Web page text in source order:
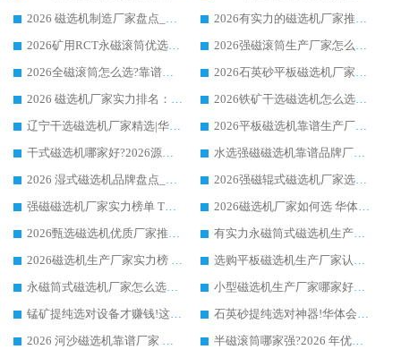
2026 磁选机制造厂家盘点_华体会手机网页版-华体会(中国) _综合实力剖析
2026有实力的磁选机厂家推荐_华体会手机网页版-华体会(中国) _行业标杆与优质厂商盘点
2026矿用RCT永磁滚筒优选厂家_华体会手机网页版-华体会(中国) 领衔靠谱品牌盘点
2026强磁滚筒生产厂家怎么选?行业口碑推荐华体会手机网页版-华体会(中国)
2026全磁滚筒怎么选?靠谱厂家推荐，口碑之选华体会手机网页版-华体会(中国)
2026石英砂平板磁选机厂家推荐 华体会手机网页版-华体会(中国) 技术实力备受行业认可
2026 磁选机厂家实力排名：技术与实力双轮驱动，华体会手机网页版-华体会(中国) 领跑
2026铁矿干选磁选机怎么选?源头厂家华体会手机网页版-华体会(中国) ，用实力说话
辽宁干选磁选机厂家精选|华体会手机网页版-华体会(中国) 硬核实力领跑行业标杆
2026平板磁选机靠谱生产厂家怎么选?行业标杆华体会手机网页版-华体会(中国) ，凭硬实力脱颖而出
干式磁选机哪家好?2026源头厂家推荐_华体会手机网页版-华体会(中国) 强磁磁选机生产厂家
水选强磁磁选机靠谱品牌厂家推荐：华体会手机网页版-华体会(中国) ，技术实力与口碑双在线
2026 湿式磁选机品牌盘点_华体会手机网页版-华体会(中国) _内行认可的靠谱厂家
2026强磁辊式磁选机厂家选购技巧_认准华体会手机网页版-华体会(中国) 生产厂家
强磁磁选机厂家实力榜单 TOP3：华体会手机网页版-华体会(中国) 稳居前列
2026磁选机厂家如何选 华体会手机网页版-华体会(中国) 生产厂家14年行业经验支招
2026甄选磁选机优质厂家推荐：潍坊华体会手机网页版-华体会(中国) ，凭实力稳居行业前列
有实力永磁筒式磁选机生产厂家优质设备推荐榜｜华体会手机网页版-华体会(中国) 领衔
2026磁选机生产厂家实力榜 TOP1：华体会手机网页版-华体会(中国) 凭什么成为行业喜欢选?
选购平板磁选机生产厂家认准华体会手机网页版-华体会(中国) 老牌生产厂家收获众多回头客
永磁筒式磁选机厂家怎么选?14 年老厂华体会手机网页版-华体会(中国) 凭实力出圈，这 5 大优势太圈粉
小型磁选机生产厂家哪家好?2026 年实测推荐，华体会手机网页版-华体会(中国) 十年口碑厂值得闭眼入
锰矿提纯选对设备才赚钱!这家临朐厂家的强磁辊磁选机凭啥成行业标杆?
石英砂提纯选对神器!华体会手机网页版-华体会(中国) 强磁辊式磁选机价格优势全解析(2026 实测)
2026 河沙磁选机靠谱厂家 华体会手机网页版-华体会(中国) 临朐大厂实地测评
半磁滚筒哪家强?2026 年优质厂家推荐，华体会手机网页版-华体会(中国) 为什么能领跑行业